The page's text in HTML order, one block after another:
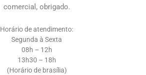
comercial, obrigado.
Horário de atendimento:
Segunda à Sexta
08h – 12h
13h30 – 18h
(Horário de brasília)